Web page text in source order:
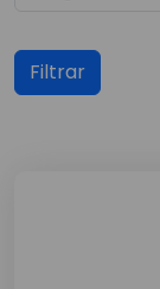
Filtrar